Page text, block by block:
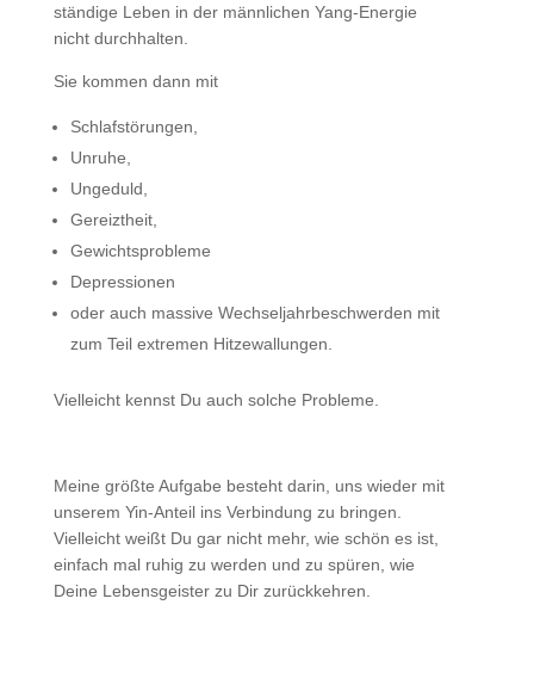
ständige Leben in der männlichen Yang-Energie
nicht durchhalten.
Sie kommen dann mit
Schlafstörungen,
Unruhe,
Ungeduld,
Gereiztheit,
Gewichtsprobleme
Depressionen
oder auch massive Wechseljahrbeschwerden mit
zum Teil extremen Hitzewallungen.
Vielleicht kennst Du auch solche Probleme.
Meine größte Aufgabe besteht darin, uns wieder mit
unserem Yin-Anteil ins Verbindung zu bringen.
Vielleicht weißt Du gar nicht mehr, wie schön es ist,
einfach mal ruhig zu werden und zu spüren, wie
Deine Lebensgeister zu Dir zurückkehren.